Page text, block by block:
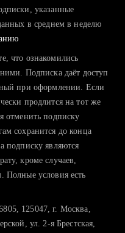
и вручную поднимаете
и оценить шансы
указанные
в среднем в неделю
что ознакомились
Подписка даёт доступ
при оформлении. Если
продлится на тот же
отменить подписку
сохранится до конца
подписку являются
кроме случаев,
Полные условия есть
125047, г. Москва,
ул. 2-я Брестская,